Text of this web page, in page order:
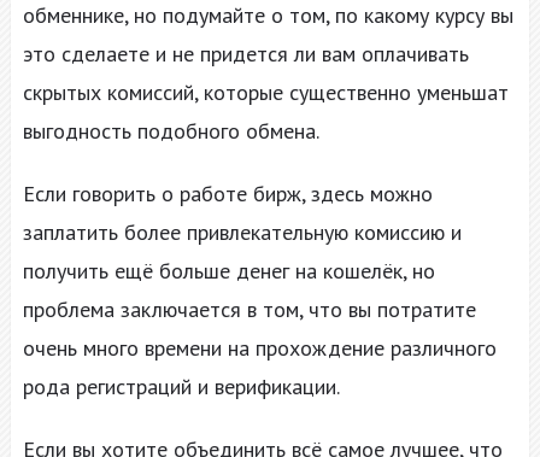
обменнике, но подумайте о том, по какому курсу вы
это сделаете и не придется ли вам оплачивать
скрытых комиссий, которые существенно уменьшат
выгодность подобного обмена.
Если говорить о работе бирж, здесь можно
заплатить более привлекательную комиссию и
получить ещё больше денег на кошелёк, но
проблема заключается в том, что вы потратите
очень много времени на прохождение различного
рода регистраций и верификации.
Если вы хотите объединить всё самое лучшее, что